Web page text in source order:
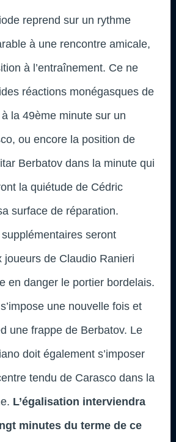
reprend sur un rythme
à une rencontre amicale,
à l’entraînement. Ce ne
réactions monégasques de
la 49ème minute sur un
ou encore la position de
Berbatov dans la minute qui
la quiétude de Cédric
surface de réparation.
seront
joueurs de Claudio Ranieri
en danger le portier bordelais.
une nouvelle fois et
une frappe de Berbatov. Le
doit également s’imposer
tendu de Carasco dans la
L’égalisation interviendra
minutes du terme de ce